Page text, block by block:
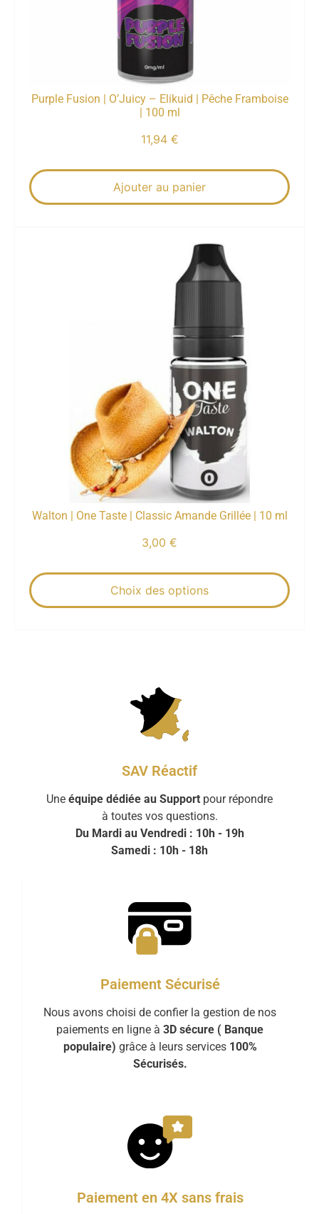
Purple Fusion | O’Juicy – Elikuid | Pêche Framboise
| 100 ml
11,94 €
Ajouter au panier
Walton | One Taste | Classic Amande Grillée | 10 ml
3,00 €
Choix des options
SAV Réactif
Une équipe dédiée au Support pour répondre
à toutes vos questions.
Du Mardi au Vendredi : 10h - 19h
Samedi : 10h - 18h
Paiement Sécurisé
Nous avons choisi de confier la gestion de nos
paiements en ligne à 3D sécure ( Banque
populaire) grâce à leurs services 100%
Sécurisés.
Paiement en 4X sans frais